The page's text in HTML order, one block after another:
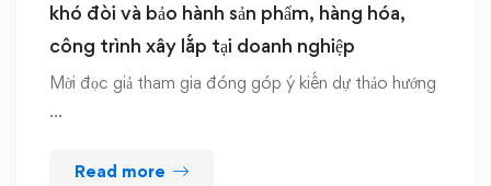
khó đòi và bảo hành sản phẩm, hàng hóa,
công trình xây lắp tại doanh nghiệp
Mời đọc giả tham gia đóng góp ý kiến dự thảo hướng
…
Read more